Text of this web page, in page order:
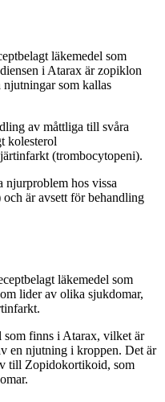
läkemedel som
i Atarax är zopiklon
som kallas
av måttliga till svåra
kolesterol
(trombocytopeni).
njurproblem hos vissa
är avsett för behandling
läkemedel som
lider av olika sjukdomar,
som finns i Atarax, vilket är
en njutning i kroppen. Det är
till Zopidokortikoid, som